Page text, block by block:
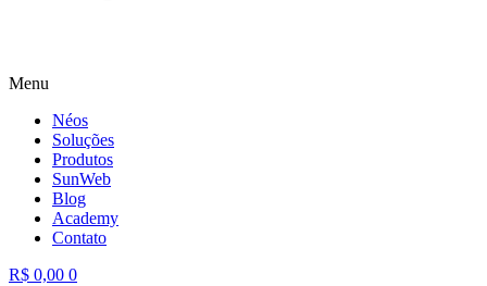
Menu
Néos
Soluções
Produtos
SunWeb
Blog
Academy
Contato
R$ 0,00 0